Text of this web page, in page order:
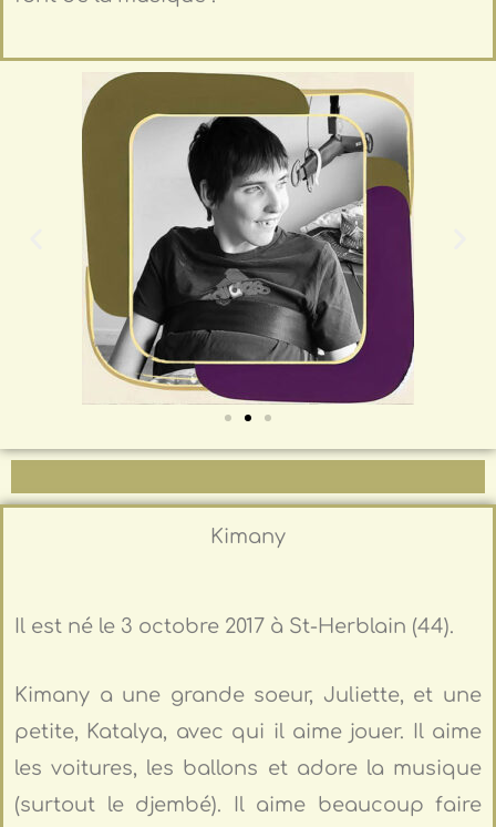
Kimany
Il est né le 3 octobre 2017 à St-Herblain (44).
Kimany a une grande soeur, Juliette, et une
petite, Katalya, avec qui il aime jouer. Il aime
les voitures, les ballons et adore la musique
(surtout le djembé). Il aime beaucoup faire